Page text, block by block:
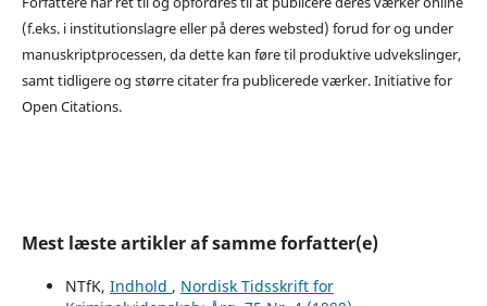
(f.eks. i institutionslagre eller på deres websted) forud for og under
manuskriptprocessen, da dette kan føre til produktive udvekslinger,
samt tidligere og større citater fra publicerede værker. Initiative for
Open Citations.
Mest læste artikler af samme forfatter(e)
NTfK, Indhold , Nordisk Tidsskrift for